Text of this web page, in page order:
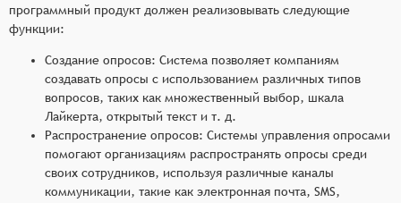
программный продукт должен реализовывать следующие
функции:
Создание опросов: Система позволяет компаниям
создавать опросы с использованием различных типов
вопросов, таких как множественный выбор, шкала
Лайкерта, открытый текст и т. д.
Распространение опросов: Системы управления опросами
помогают организациям распространять опросы среди
своих сотрудников, используя различные каналы
коммуникации, такие как электронная почта, SMS,